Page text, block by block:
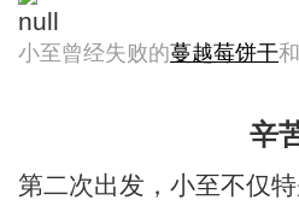
小至曾经失败的蔓越莓饼干
辛
第二次出发，小至不仅